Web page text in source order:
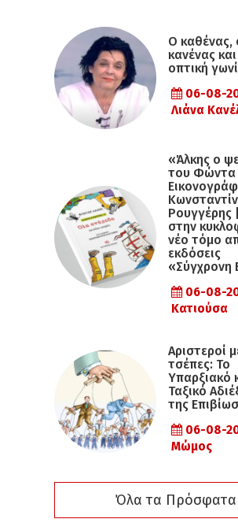
Ο καθένας,
κανένας
οπτική
06-08-
Λιάνα
«Άλκης ο
του Φώντα
Ρουγγέρης
στην
νέο τόμο
εκδόσεις
«Σύγχρονη
06-08-
Κατιούσα
Αριστεροί
τσέπες: Το
Υπαρξιακό
Ταξικό
της
06-08-
Μώμος
Όλα τα Πρόσφατα